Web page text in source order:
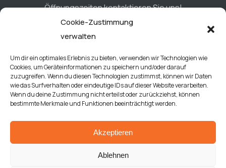
Cookie-Zustimmung
verwalten
Um dir ein optimales Erlebnis zu bieten, verwenden wir Technologien wie
Cookies, um Geräteinformationen zu speichern und/oder darauf
zuzugreifen. Wenn du diesen Technologien zustimmst, können wir Daten
wie das Surfverhalten oder eindeutige IDs auf dieser Website verarbeiten.
Wenn du deine Zustimmung nicht erteilst oder zurückziehst, können
bestimmte Merkmale und Funktionen beeinträchtigt werden.
Akzeptieren
Ablehnen
Öffnungszeiten kontaktieren Sie uns!
Datenschutz